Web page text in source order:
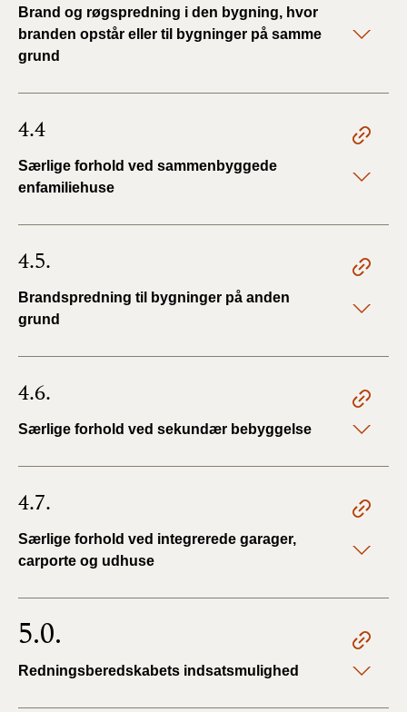
Brand og røgspredning i den bygning, hvor
branden opstår eller til bygninger på samme
grund
4.4
Særlige forhold ved sammenbyggede
enfamiliehuse
4.5.
Brandspredning til bygninger på anden
grund
4.6.
Særlige forhold ved sekundær bebyggelse
4.7.
Særlige forhold ved integrerede garager,
carporte og udhuse
5.0.
Redningsberedskabets indsatsmulighed